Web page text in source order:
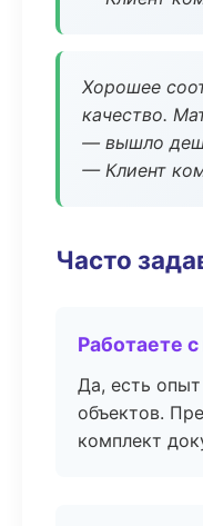
Хорошее
качество.
— вышло
— Клиент
Часто
Работаете
Да, есть
объектов.
комплект